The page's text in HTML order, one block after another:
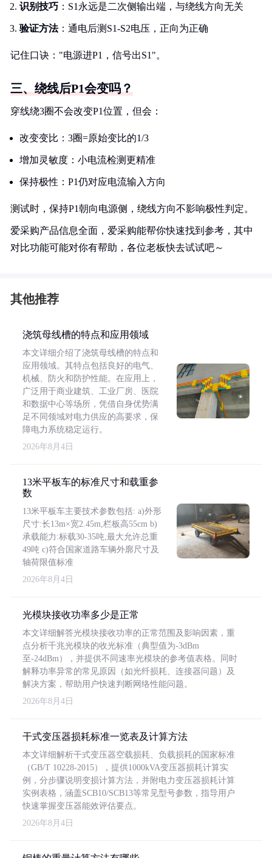
识别技巧 ：S1永远是二次侧输出端，与绕线方向无关
验证方法：通电后测S1-S2电压，正向为正确
记住口诀："电源进P1，信号出S1"。
三、绕线后P1会变吗？
穿线绕3圈不会改变P1位置，但会：
改变变比：3圈=原始变比的1/3
增加灵敏度：小电流检测更精准
保持极性：P1仍对应电流输入方向
测试时，保持P1朝向电源侧，绕线方向不影响极性判定。
爱采购产品信息全面，爱采购能帮你快速找到参考，其中
对比功能可能对你有帮助，各位老板快去试试吧～
其他推荐
浇筑母线槽的特点和应用领域
本文详细介绍了浇筑母线槽的特点和
应用领域。其特点包括良好的电气、
机械、防火和防护性能。在应用上，
广泛用于商业建筑、工业厂房、医院
和数据中心等场所，凭借自身优势满
足不同领域对电力供应的高要求，保
障电力系统稳定运行。
2026年8月4日
13米平板车的标准尺寸和载重参
数
13米平板车主要技术参数包括: a)外形
尺寸:长13m×宽2.45m,栏板高55cm b)
承载能力:标载30-35吨,最大允许总重
49吨 c)符合国家道路车辆外廓尺寸及
轴荷限值标准
2026年8月4日
光模块接收功率多少是正常
本文详细解答光模块接收功率的正常范围及影响因素，重
点分析千兆光模块的收光标准（典型值为-3dBm
至-24dBm），并提供不同速率光模块的参考值表格。同时
解释功率异常的常见原因（如光纤损耗、连接器问题）及
解决方案，帮助用户快速判断网络性能问题。
2026年8月4日
干式变压器损耗标准一览表及计算方法
本文详细解析干式变压器空载损耗、负载损耗的国家标准
（GB/T 10228-2015），提供1000kVA变压器损耗计算实
例，分步骤说明变损计算方法，并附电力变压器损耗计算
实例表格，涵盖SCB10/SCB13等常见型号参数，指导用户
快速掌握变压器能效评估要点。
2026年8月4日